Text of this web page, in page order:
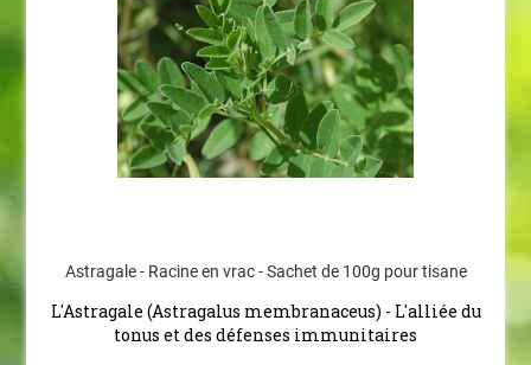
Astragale - Racine en vrac - Sachet de 100g pour tisane
L'Astragale (Astragalus membranaceus) - L'alliée du
tonus et des défenses immunitaires